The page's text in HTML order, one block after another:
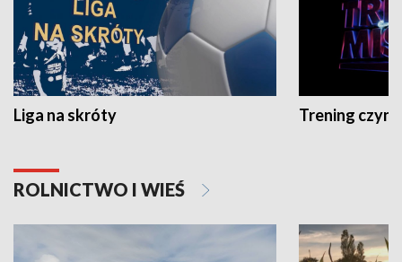
Liga na skróty Trening czyni
ROLNICTWO I WIEŚ